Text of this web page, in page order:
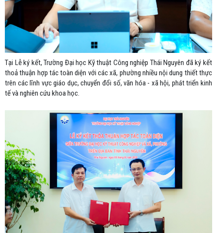
Tại Lễ ký kết, Trường Đại học Kỹ thuật Công nghiệp Thái Nguyên đã ký kết
thoả thuận hợp tác toàn diện với các xã, phường nhiều nội dung thiết thực
trên các lĩnh vực giáo dục, chuyển đổi số, văn hóa - xã hội, phát triển kinh
tế và nghiên cứu khoa học.